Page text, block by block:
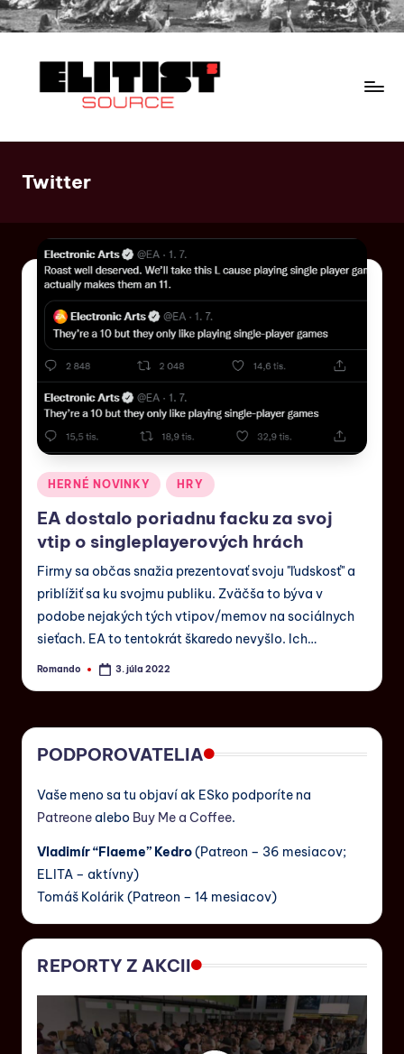
Twitter
HERNÉ NOVINKY HRY
EA dostalo poriadnu facku za svoj
vtip o singleplayerových hrách
Firmy sa občas snažia prezentovať svoju "ľudskosť" a
priblížiť sa ku svojmu publiku. Zväčša to býva v
podobe nejakých tých vtipov/memov na sociálnych
sieťach. EA to tentokrát škaredo nevyšlo. Ich…
Romando 3. júla 2022
PODPOROVATELIA
Vaše meno sa tu objaví ak ESko podporíte na
Patreone alebo Buy Me a Coffee.
Vladimír “Flaeme” Kedro(Patreon – 36 mesiacov;
ELITA – aktívny)
Tomáš Kolárik (Patreon – 14 mesiacov)
REPORTY Z AKCII